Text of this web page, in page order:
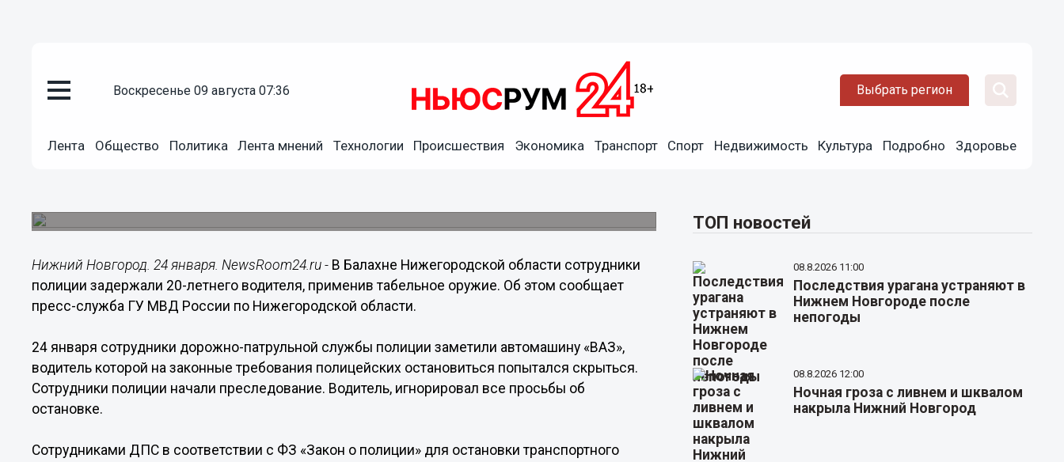
воскресенье 09 августа 07:36 Выбрать регион
Лента Общество Политика Лента мнений Технологии Происшествия Экономика Транспорт Спорт Недвижимость Культура Подробно Здоровье
Нижегородские полицейские устроили погоню со стрельбой
Нижний Новгород. 24 января. NewsRoom24.ru - В Балахне Нижегородской области сотрудники
полиции задержали 20-летнего водителя, применив табельное оружие. Об этом сообщает
пресс-служба ГУ МВД России по Нижегородской области.
24 января сотрудники дорожно-патрульной службы полиции заметили автомашину «ВАЗ»,
водитель которой на законные требования полицейских остановиться попытался скрыться.
Сотрудники полиции начали преследование. Водитель, игнорировал все просьбы об
остановке.
Сотрудниками ДПС в соответствии с ФЗ «Закон о полиции» для остановки транспортного
ТОП новостей
08.8.2026 11:00
Последствия урагана устраняют в
Нижнем Новгороде после
непогоды
08.8.2026 12:00
Ночная гроза с ливнем и шквалом
накрыла Нижний Новгород